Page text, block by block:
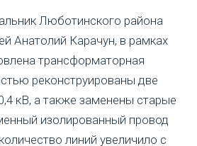
Люботинского района
Анатолий Карачун, в рамках
трансформаторная
реконструированы две
кВ, а также заменены старые
изолированный провод
линий увеличило с